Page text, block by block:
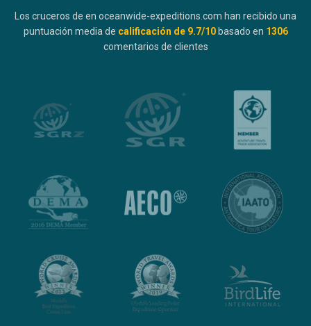
Los cruceros de en oceanwide-expeditions.com han recibido una
puntuación media de calificación de 9.7/10 basado en 1306
comentarios de clientes